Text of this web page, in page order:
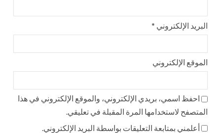
البريد الإلكتروني *
الموقع الإلكتروني
احفظ اسمي، بريدي الإلكتروني، والموقع الإلكتروني في هذا
المتصفح لاستخدامها المرة المقبلة في تعليقي.
أعلمني بمتابعة التعليقات بواسطة البريد الإلكتروني.